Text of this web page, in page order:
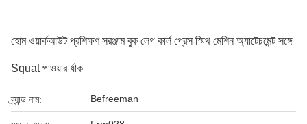
হোম ওয়ার্কআউট প্রশিক্ষণ সরঞ্জাম বুক লেগ কার্ল প্রেস স্মিথ মেশিন অ্যাটেচমেন্ট সঙ্গে
Squat পাওয়ার র্যাক
ব্র্যান্ড নাম: Befreeman